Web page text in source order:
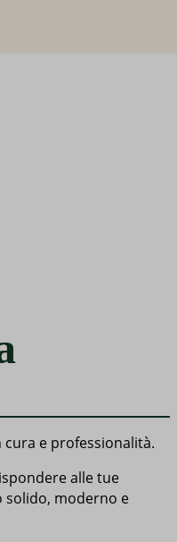
cura e professionalità.
alle tue
solido, moderno e